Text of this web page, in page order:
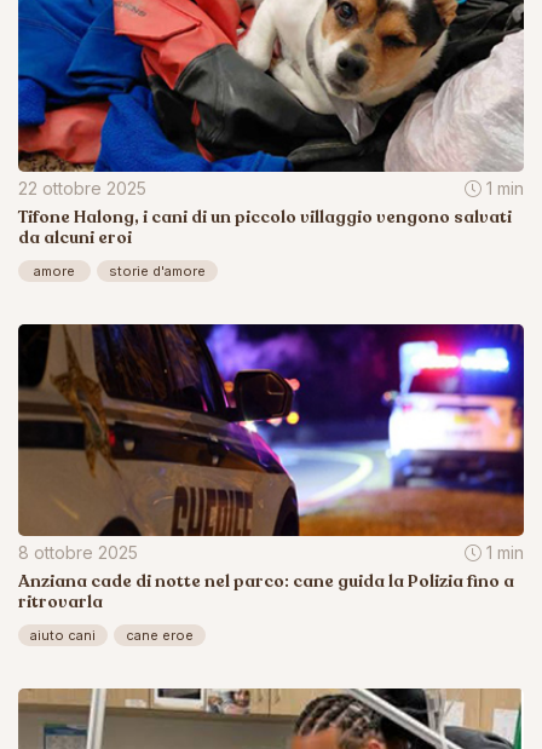
22 ottobre 2025 1 min
Tifone Halong, i cani di un piccolo villaggio vengono salvati
da alcuni eroi
amore storie d'amore
8 ottobre 2025 1 min
Anziana cade di notte nel parco: cane guida la Polizia fino a
ritrovarla
aiuto cani cane eroe